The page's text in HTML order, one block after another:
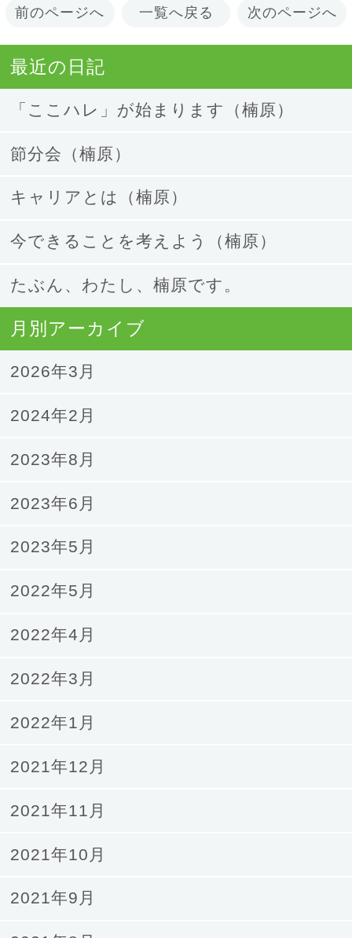
前のページへ 一覧へ戻る 次のページへ
最近の日記
「ここハレ」が始まります（楠原）
節分会（楠原）
キャリアとは（楠原）
今できることを考えよう（楠原）
たぶん、わたし、楠原です。
月別アーカイブ
2026年3月
2024年2月
2023年8月
2023年6月
2023年5月
2022年5月
2022年4月
2022年3月
2022年1月
2021年12月
2021年11月
2021年10月
2021年9月